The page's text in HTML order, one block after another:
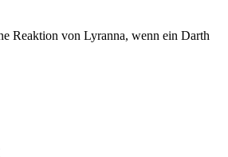
Reaktion von Lyranna, wenn ein Darth